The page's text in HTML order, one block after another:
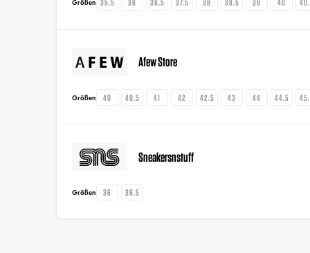
Größen 35.5 36 36.5 37.5 38 38.5 39 40
Afew Store
Größen 40 40.5 41 42 42.5 43 44 44.5
Sneakersnstuff
Größen 36 36.5